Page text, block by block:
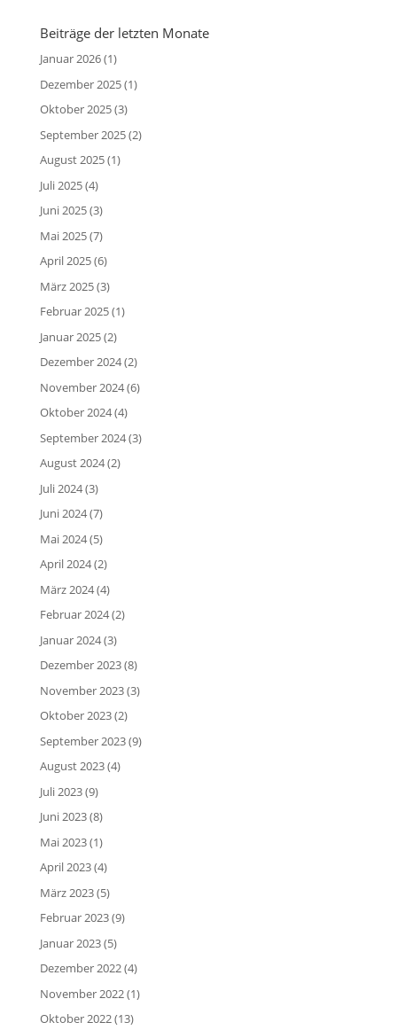
Beiträge der letzten Monate
Januar 2026(1)
Dezember 2025(1)
Oktober 2025(3)
September 2025(2)
August 2025(1)
Juli 2025(4)
Juni 2025(3)
Mai 2025(7)
April 2025(6)
März 2025(3)
Februar 2025(1)
Januar 2025(2)
Dezember 2024(2)
November 2024(6)
Oktober 2024(4)
September 2024(3)
August 2024(2)
Juli 2024(3)
Juni 2024(7)
Mai 2024(5)
April 2024(2)
März 2024(4)
Februar 2024(2)
Januar 2024(3)
Dezember 2023(8)
November 2023(3)
Oktober 2023(2)
September 2023(9)
August 2023(4)
Juli 2023(9)
Juni 2023(8)
Mai 2023(1)
April 2023(4)
März 2023(5)
Februar 2023(9)
Januar 2023(5)
Dezember 2022(4)
November 2022(1)
Oktober 2022(13)